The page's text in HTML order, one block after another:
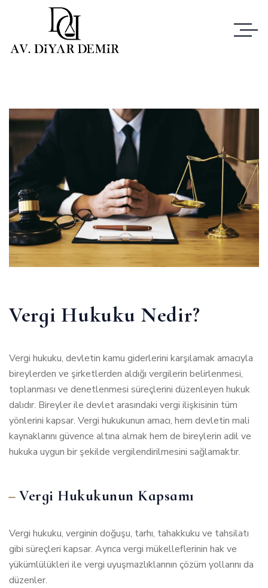
Vergi Hukuku Nedir?
Vergi hukuku, devletin kamu giderlerini karşılamak amacıyla
bireylerden ve şirketlerden aldığı vergilerin belirlenmesi,
toplanması ve denetlenmesi süreçlerini düzenleyen hukuk
dalıdır. Bireyler ile devlet arasındaki vergi ilişkisinin tüm
yönlerini kapsar. Vergi hukukunun amacı, hem devletin mali
kaynaklarını güvence altına almak hem de bireylerin adil ve
hukuka uygun bir şekilde vergilendirilmesini sağlamaktır.
Vergi Hukukunun Kapsamı
Vergi hukuku, verginin doğuşu, tarhı, tahakkuku ve tahsilatı
gibi süreçleri kapsar. Ayrıca vergi mükelleflerinin hak ve
yükümlülükleri ile vergi uyuşmazlıklarının çözüm yollarını da
düzenler.